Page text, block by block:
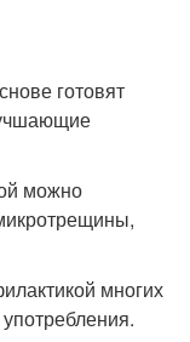
готовят
можно
многих